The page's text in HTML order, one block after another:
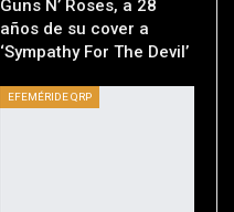
Guns N’ Roses, a 28
años de su cover a
‘Sympathy For The Devil’
EFEMÉRIDE QRP